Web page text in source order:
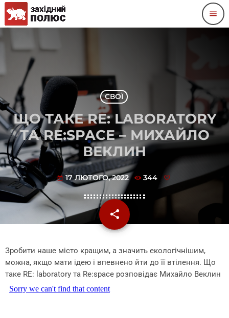
menu
СВОЇ
ЩО ТАКЕ RE: LABORATORY
ТА RE:SPACE – МИХАЙЛО
ВЕКЛИН
today 17 ЛЮТОГО, 2022 344
share
email
Зробити наше місто кращим, а значить екологічнішим,
можна, якщо мати ідею і впевнено йти до її втілення. Що
таке RE: laboratory та Re:space розповідає Михайло Веклин